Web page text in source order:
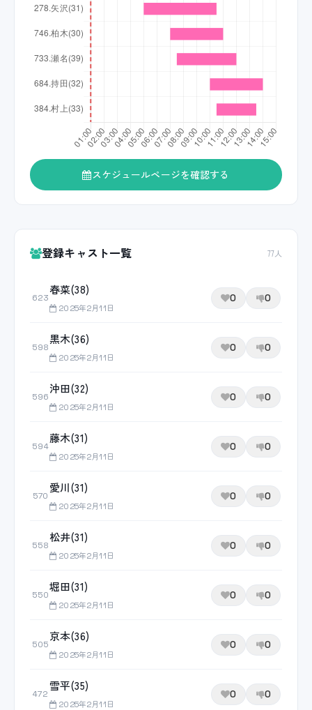
スケジュールページを確認する
登録キャスト一覧 77人
623
春菜(38)
2025年2月11日
0 0
598
黒木(36)
2025年2月11日
0 0
596
沖田(32)
2025年2月11日
0 0
594
藤木(31)
2025年2月11日
0 0
570
愛川(31)
2025年2月11日
0 0
558
松井(31)
2025年2月11日
0 0
550
堀田(31)
2025年2月11日
0 0
505
京本(36)
2025年2月11日
0 0
472
雪平(35)
2025年2月11日
0 0